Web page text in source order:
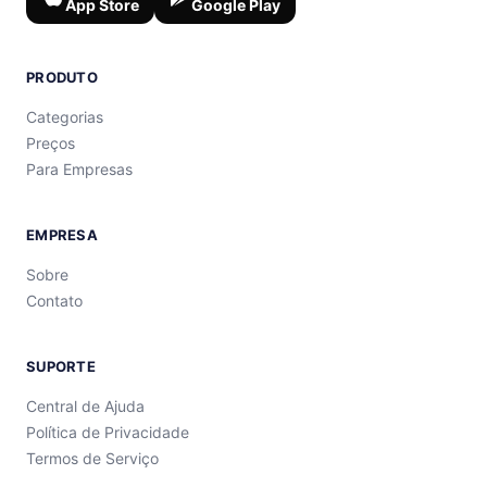
App Store Google Play
PRODUTO
Categorias
Preços
Para Empresas
EMPRESA
Sobre
Contato
SUPORTE
Central de Ajuda
Política de Privacidade
Termos de Serviço